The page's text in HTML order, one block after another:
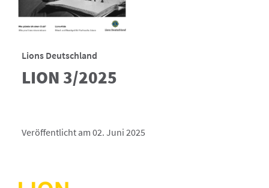
Lions Deutschland
LION 3/2025
Veröffentlicht am 02. Juni 2025